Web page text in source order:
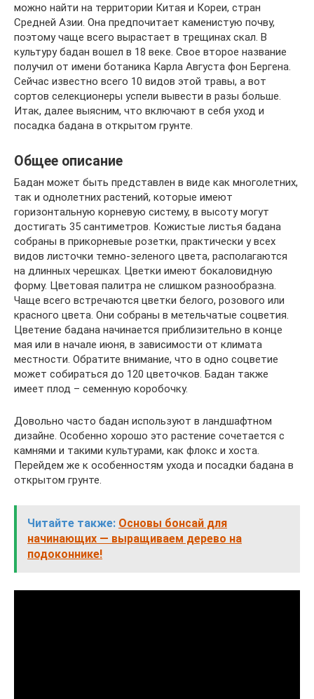
можно найти на территории Китая и Кореи, стран
Средней Азии. Она предпочитает каменистую почву,
поэтому чаще всего вырастает в трещинах скал. В
культуру бадан вошел в 18 веке. Свое второе название
получил от имени ботаника Карла Августа фон Бергена.
Сейчас известно всего 10 видов этой травы, а вот
сортов селекционеры успели вывести в разы больше.
Итак, далее выясним, что включают в себя уход и
посадка бадана в открытом грунте.
Общее описание
Бадан может быть представлен в виде как многолетних,
так и однолетних растений, которые имеют
горизонтальную корневую систему, в высоту могут
достигать 35 сантиметров. Кожистые листья бадана
собраны в прикорневые розетки, практически у всех
видов листочки темно-зеленого цвета, располагаются
на длинных черешках. Цветки имеют бокаловидную
форму. Цветовая палитра не слишком разнообразна.
Чаще всего встречаются цветки белого, розового или
красного цвета. Они собраны в метельчатые соцветия.
Цветение бадана начинается приблизительно в конце
мая или в начале июня, в зависимости от климата
местности. Обратите внимание, что в одно соцветие
может собираться до 120 цветочков. Бадан также
имеет плод – семенную коробочку.
Довольно часто бадан используют в ландшафтном
дизайне. Особенно хорошо это растение сочетается с
камнями и такими культурами, как флокс и хоста.
Перейдем же к особенностям ухода и посадки бадана в
открытом грунте.
Читайте также: Основы бонсай для
начинающих — выращиваем дерево на
подоконнике!